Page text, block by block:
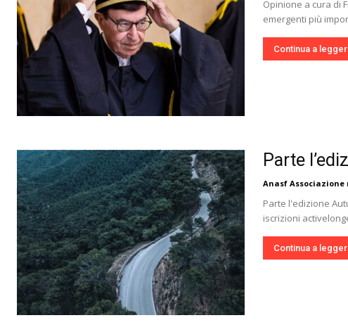
Opinione a cura di
emergenti più
Continua a
Parte
Anasf
Parte l'edizione
iscrizioni
Continua a